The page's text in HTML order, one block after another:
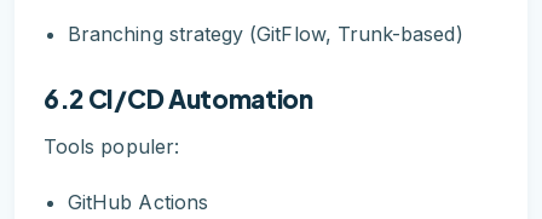
Branching strategy (GitFlow, Trunk-based)
6.2 CI/CD Automation
Tools populer:
GitHub Actions